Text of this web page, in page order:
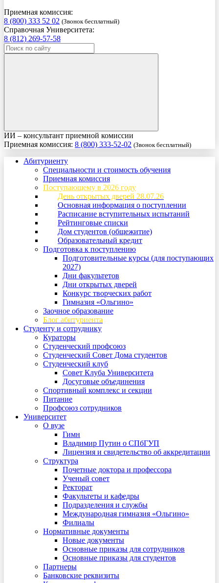
Приемная комиссия:
8 (800) 333 52 02 (Звонок бесплатный)
Справочная Университета:
8 (812) 269-57-58
ИИ – консультант приемной комиссии
Приемная комиссия: 8 (800) 333-52-02 (Звонок бесплатный)
Абитуриенту
Специальности и стоимость обучения
Приемная комиссия
Поступающему в 2026 году
День открытых дверей 28.07.26
Основная информация о поступлении
Расписание вступительных испытаний
Рейтинговые списки
Дом студентов (общежитие)
Образовательный кредит
Подготовка к поступлению
Подготовительные курсы (для поступающих
2027)
Дни факультетов
Дни открытых дверей
Конкурс творческих работ
Гимназия «Ольгино»
Заочное образование
Блог абитуриента
Студенту и сотруднику
Кураторы
Студенческий профсоюз
Студенческий Совет Дома студентов
Студенческий клуб
Совет Клуба Университета
Досуговые объединения
Спортивный комплекс и секции
Питание
Профсоюз сотрудников
Университет
О вузе
Гимн
Владимир Путин о СПбГУП
Лицензия и свидетельство об аккредитации
Структура
Почетные доктора и профессора
Ученый совет
Ректорат
Факультеты и кафедры
Подразделения и службы
Международная гимназия «Ольгино»
Филиалы
Нормативные документы
Новые документы
Основные приказы для сотрудников
Основные приказы для студентов
Партнеры
Банковские реквизиты